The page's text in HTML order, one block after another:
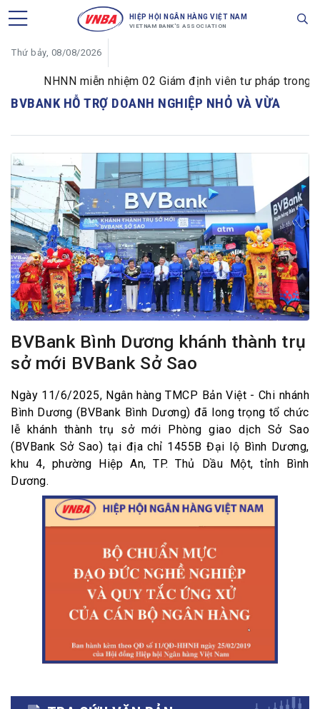
HIỆP HỘI NGÂN HÀNG VIỆT NAM
VIETNAM BANK'S ASSOCIATION
Thứ bảy, 08/08/2026
NHNN miễn nhiệm 02 Giám định viên tư pháp trong
BVBANK HỖ TRỢ DOANH NGHIỆP NHỎ VÀ VỪA
BVBank Bình Dương khánh thành trụ
sở mới BVBank Sở Sao
Ngày 11/6/2025, Ngân hàng TMCP Bản Việt - Chi nhánh
Bình Dương (BVBank Bình Dương) đã long trọng tổ chức
lễ khánh thành trụ sở mới Phòng giao dịch Sở Sao
(BVBank Sở Sao) tại địa chỉ 1455B Đại lộ Bình Dương,
khu 4, phường Hiệp An, TP. Thủ Dầu Một, tỉnh Bình
Dương.